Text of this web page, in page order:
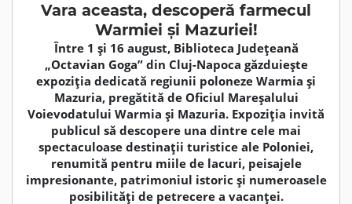
Vara aceasta, descoperă farmecul
Warmiei și Mazuriei!
Între 1 și 16 august, Biblioteca Județeană
„Octavian Goga” din Cluj-Napoca găzduiește
expoziția dedicată regiunii poloneze Warmia și
Mazuria, pregătită de Oficiul Mareșalului
Voievodatului Warmia și Mazuria. Expoziția invită
publicul să descopere una dintre cele mai
spectaculoase destinații turistice ale Poloniei,
renumită pentru miile de lacuri, peisajele
impresionante, patrimoniul istoric și numeroasele
posibilități de petrecere a vacanței.